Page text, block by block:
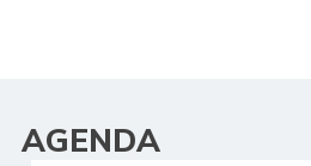
AGENDA